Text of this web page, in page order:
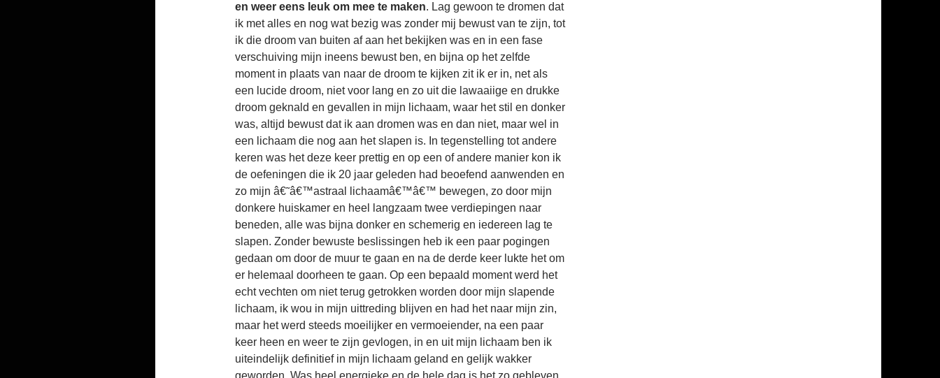
en weer eens leuk om mee te maken. Lag gewoon te dromen dat
ik met alles en nog wat bezig was zonder mij bewust van te zijn, tot
ik die droom van buiten af aan het bekijken was en in een fase
verschuiving mijn ineens bewust ben, en bijna op het zelfde
moment in plaats van naar de droom te kijken zit ik er in, net als
een lucide droom, niet voor lang en zo uit die lawaaiige en drukke
droom geknald en gevallen in mijn lichaam, waar het stil en donker
was, altijd bewust dat ik aan dromen was en dan niet, maar wel in
een lichaam die nog aan het slapen is. In tegenstelling tot andere
keren was het deze keer prettig en op een of andere manier kon ik
de oefeningen die ik 20 jaar geleden had beoefend aanwenden en
zo mijn â€˜â€™astraal lichaamâ€™â€™ bewegen, zo door mijn
donkere huiskamer en heel langzaam twee verdiepingen naar
beneden, alle was bijna donker en schemerig en iedereen lag te
slapen. Zonder bewuste beslissingen heb ik een paar pogingen
gedaan om door de muur te gaan en na de derde keer lukte het om
er helemaal doorheen te gaan. Op een bepaald moment werd het
echt vechten om niet terug getrokken worden door mijn slapende
lichaam, ik wou in mijn uittreding blijven en had het naar mijn zin,
maar het werd steeds moeilijker en vermoeiender, na een paar
keer heen en weer te zijn gevlogen, in en uit mijn lichaam ben ik
uiteindelijk definitief in mijn lichaam geland en gelijk wakker
geworden. Was heel energieke en de hele dag is het zo gebleven,